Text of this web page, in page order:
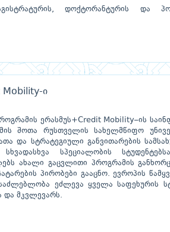
დოქტორანტურის და
Mobility-ი
ერასმუს+Credit Mobility–ის
შოთა რუსთველის სახელმწიფო
და სტრატეგიული განვითარების
სხვადასხვა სპეციალობის
ახალი გაცვლითი პროგრამის
პირობები გააცნო. ევროპის
ეძლევა ყველა საფეხურის
და მკვლევარს.